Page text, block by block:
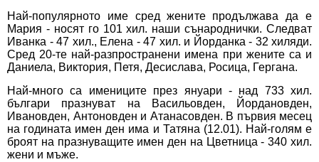
Най-популярното име сред жените продължава да е
Мария - носят го 101 хил. наши сънароднички. Следват
Иванка - 47 хил., Елена - 47 хил. и Йорданка - 32 хиляди.
Сред 20-те най-разпространени имена при жените са и
Даниела, Виктория, Петя, Десислава, Росица, Гергана.
Най-много са имениците през януари - над 733 хил.
българи празнуват на Васильовден, Йордановден,
Ивановден, Антоновден и Атанасовден. В първия месец
на годината имен ден има и Татяна (12.01). Най-голям е
броят на празнуващите имен ден на Цветница - 340 хил.
жени и мъже.